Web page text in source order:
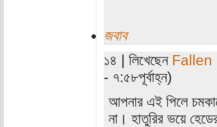
জবাব
১৪ | লিখেছেন Fallen
- ৭:৫৮পূর্বাহ্ন)
আপনার এই পিলে
না। হাতুরির ভয়ে